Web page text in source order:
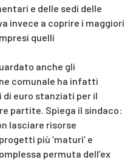
e delle sedi delle
invece a coprire i maggiori
quelli
anche gli
comunale ha infatti
di euro stanziati per il
partite. Spiega il sindaco:
lasciare risorse
più ‘maturi’ e
permuta dell’ex